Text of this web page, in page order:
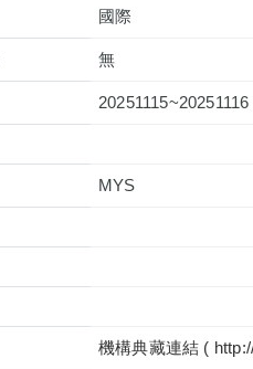
國際
無
20251115~20251116
MYS
機構典藏連結 (